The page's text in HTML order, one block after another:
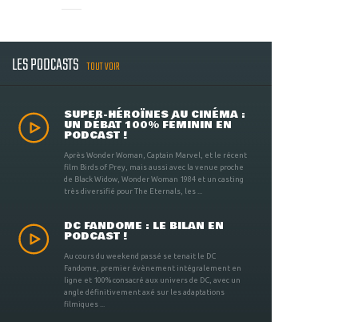
LES PODCASTS TOUT VOIR
SUPER-HÉROÏNES AU CINÉMA :
UN DÉBAT 100% FÉMININ EN
PODCAST !
Après Wonder Woman, Captain Marvel, et le récent
film Birds of Prey, mais aussi avec la venue proche
de Black Widow, Wonder Woman 1984 et un casting
très diversifié pour The Eternals, les ...
DC FANDOME : LE BILAN EN
PODCAST !
Au cours du weekend passé se tenait le DC
Fandome, premier évènement intégralement en
ligne et 100% consacré aux univers de DC, avec un
angle définitivement axé sur les adaptations
filmiques ...